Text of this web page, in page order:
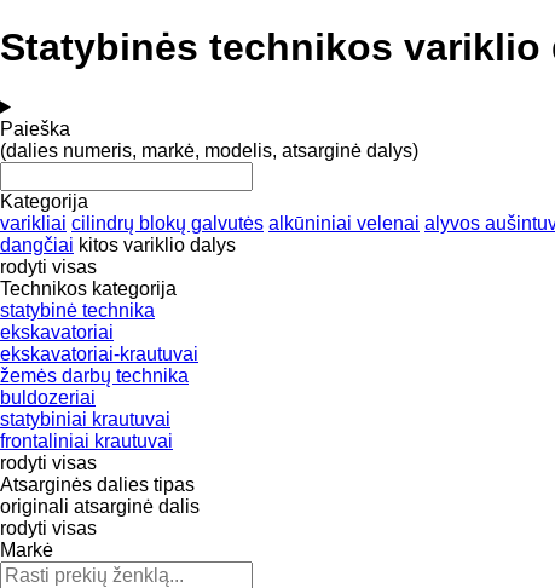
Statybinės technikos variklio
Paieška
(dalies numeris, markė, modelis, atsarginė dalys)
Kategorija
varikliai cilindrų blokų galvutės alkūniniai velenai alyvos
dangčiai kitos variklio dalys
rodyti visas
Technikos kategorija
statybinė technika
ekskavatoriai
ekskavatoriai-krautuvai
žemės darbų technika
buldozeriai
statybiniai krautuvai
frontaliniai krautuvai
rodyti visas
Atsarginės dalies tipas
originali atsarginė dalis
rodyti visas
Markė